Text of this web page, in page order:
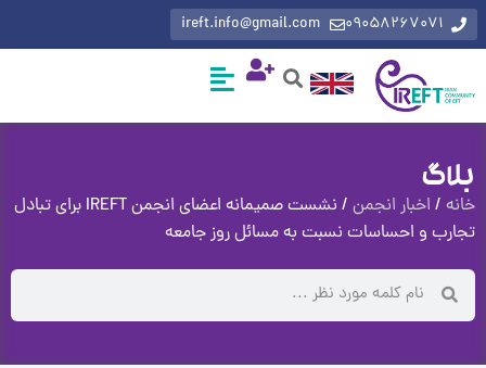
ireft.info@gmail.com
اخبار انجمن
/ نشست صمیمانه اعضای انجمن IREFT برای تبادل
و احساسات نسبت به مسائل روز جامعه